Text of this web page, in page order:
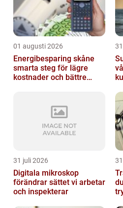
01 augusti 2026
Energibesparing skåne
smarta steg för lägre
kostnader och bättre
31 juli 2026
Digitala mikroskop
förändrar sättet vi arbetar
och inspekterar